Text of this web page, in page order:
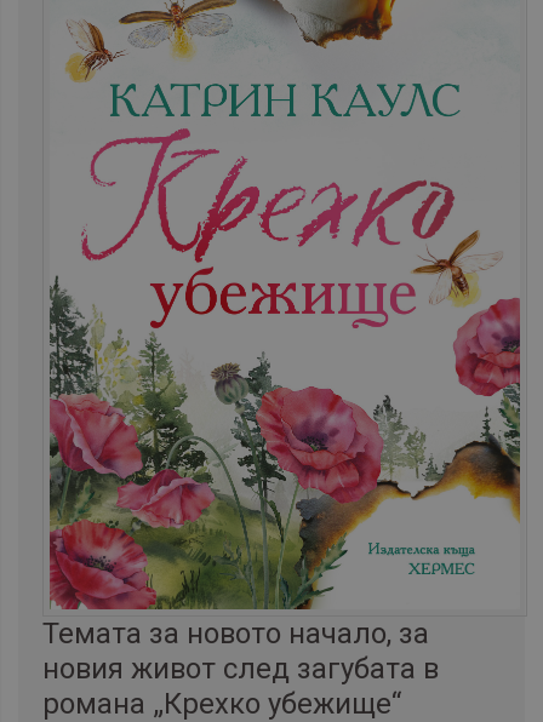
Темата за новото начало, за
новия живот след загубата в
романа „Крехко убежище“